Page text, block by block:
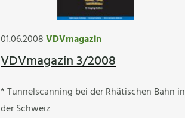
01.06.2008VDVmagazin
VDVmagazin 3/2008
* Tunnelscanning bei der Rhätischen Bahn in
der Schweiz